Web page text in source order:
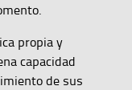
propia y
capacidad
de sus